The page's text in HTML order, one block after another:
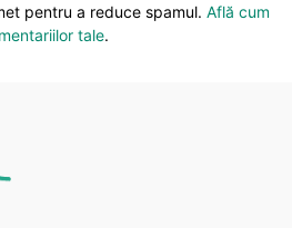
pentru a reduce spamul. Află cum
tale.